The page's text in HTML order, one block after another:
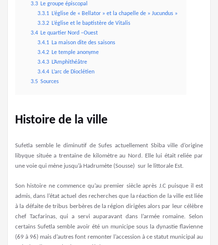
3.3 Le groupe épiscopal
3.3.1 L’église de « Bellator » et la chapelle de » Jucundus »
3.3.2 L’église et le baptistère de Vitalis
3.4 Le quartier Nord –Ouest
3.4.1 La maison dite des saisons
3.4.2 Le temple anonyme
3.4.3 L’Amphithéâtre
3.4.4 L’arc de Dioclétien
3.5 Sources
Histoire de la ville
Sufetla semble le diminutif de Sufes actuellement Sbiba ville d’origine
libyque située a trentaine de kilomètre au Nord. Elle lui était reliée par
une voie qui mène jusqu’à Hadrumète (Sousse) sur le littorale Est.
Son histoire ne commence qu’au premier siècle après J.C puisque il est
admis, dans l’état actuel des recherches que la réaction de la ville est liée
à la défaite de tribus berbères de la région dirigées alors par leur célèbre
chef Tacfarinas, qui a servi auparavant dans l’armée romaine. Selon
certains Sufetla semble avoir été un municipe sous la dynastie flavienne
(69 à 96) mais d’autres font remonter l’accession à ce statut municipal au